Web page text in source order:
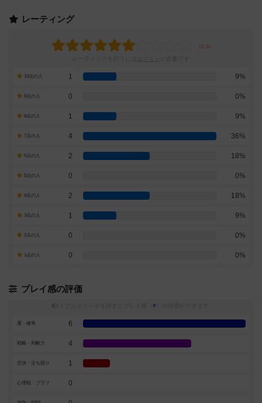
レーティング
10点の人 1 9%
9点の人 0 0%
8点の人 1 9%
7点の人 4 36%
6点の人 2 18%
5点の人 0 0%
4点の人 2 18%
3点の人 1 9%
2点の人 0 0%
1点の人 0 0%
プレイ感の評価
※
運・確率 6
戦略・判断力 4
交渉・立ち回り 1
心理戦・ブラフ 0